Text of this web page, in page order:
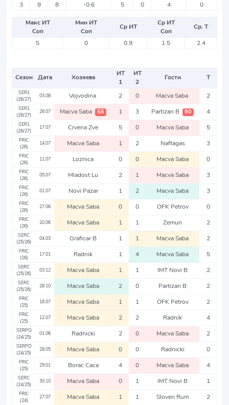
3
9 8 -0.6 5 0 4 0
Макс ИТ
Соп
Мин ИТ
Соп
Ср ИТ
Ср ИТ
Соп
Ср. Т
5
0 0.9 1.5 2.4
Сезон Дата Хозяева
ИТ
1
ИТ
2
Гости Т
SER1
(26/27)
03.08 Vojvodina 2 0 Macva Saba 2
SER1
(26/27)
26.07 Macva Saba 56 1 3 Partizan B 90 4
SER1
(26/27)
17.07 Crvena Zve 5 0 Macva Saba 5
FRIC
(26)
14.07 Macva Saba 1 2 Naftagas 3
FRIC
(26)
11.07 Loznica 0 0 Macva Saba 0
FRIC
(26)
05.07 Mladost Lu 2 1 Macva Saba 3
FRIC
(26)
01.07 Novi Pazar 1 2 Macva Saba 3
FRIC
(26)
27.06 Macva Saba 0 0 OFK Petrov 0
FRIC
(26)
20.06 Macva Saba 1 1 Zemun 2
SERC
(25/26)
04.03 Graficar B 1 1 Macva Saba 2
FRIC
(26)
17.01 Radnik 1 4 Macva Saba 5
SERC
(25/26)
03.12 Macva Saba 1 1 IMT Novi B 2
SERC
(25/26)
28.10 Macva Saba 2 0 Partizan B 2
FRIC
(25)
16.07 Macva Saba 1 1 OFK Petrov 2
FRIC
(25)
12.07 Macva Saba 2 2 Radnik 4
SERPO
(24/25)
01.06 Radnicki 2 0 Macva Saba 2
SERPO
(24/25)
28.05 Macva Saba 0 0 Radnicki 0
FRIC
(25)
29.01 Borac Caca 4 0 Macva Saba 4
SERC
(24/25)
30.10 Macva Saba 0 1 IMT Novi B 1
FRIC
(24)
27.07 Macva Saba 1 1 Sloven Rum 2